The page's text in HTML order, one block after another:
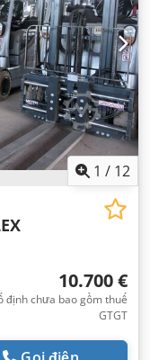
1 / 12
10.700 €
định chưa bao gồm thuế
GTGT